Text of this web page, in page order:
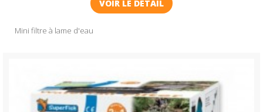
VOIR LE DÉTAIL
Mini filtre à lame d'eau